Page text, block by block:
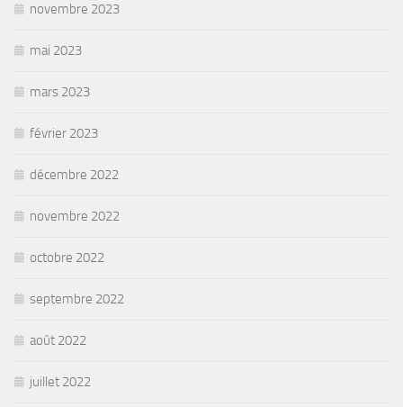
novembre 2023
mai 2023
mars 2023
février 2023
décembre 2022
novembre 2022
octobre 2022
septembre 2022
août 2022
juillet 2022